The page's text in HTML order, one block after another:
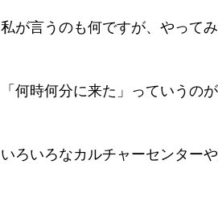
私が言うのも何ですが、やって
「何時何分に来た」っていうの
いろいろなカルチャーセンター